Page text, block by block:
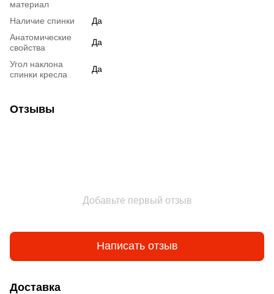
материал
Наличие спинки
Да
Анатомические
свойства
Да
Угол наклона
спинки кресла
Да
Отзывы
Добавьте первый отзыв
Написать отзыв
Доставка